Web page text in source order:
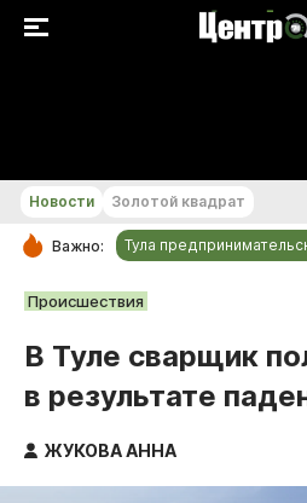
РУБРИКИ
Культура
Происшествия
Спорт
Тульский бренд
Новости Золотой квадрат
Важно: Тула
Происшествия
В Туле сварщик
в результате
ЖУКОВА АННА